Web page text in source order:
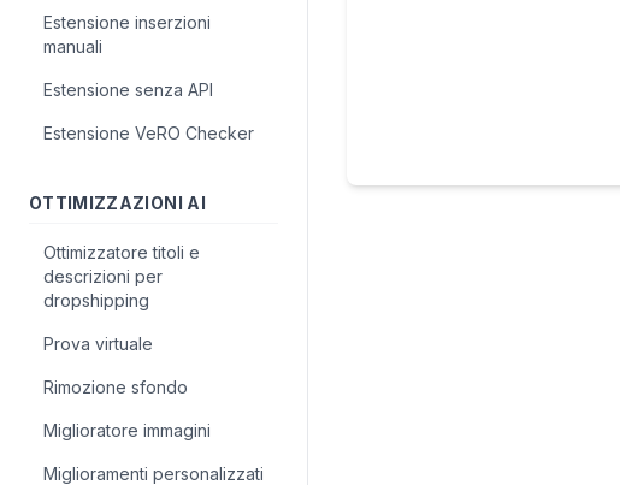
Estensione inserzioni
manuali
Estensione senza API
Estensione VeRO Checker
OTTIMIZZAZIONI AI
Ottimizzatore titoli e
descrizioni per
dropshipping
Prova virtuale
Rimozione sfondo
Miglioratore immagini
Miglioramenti personalizzati